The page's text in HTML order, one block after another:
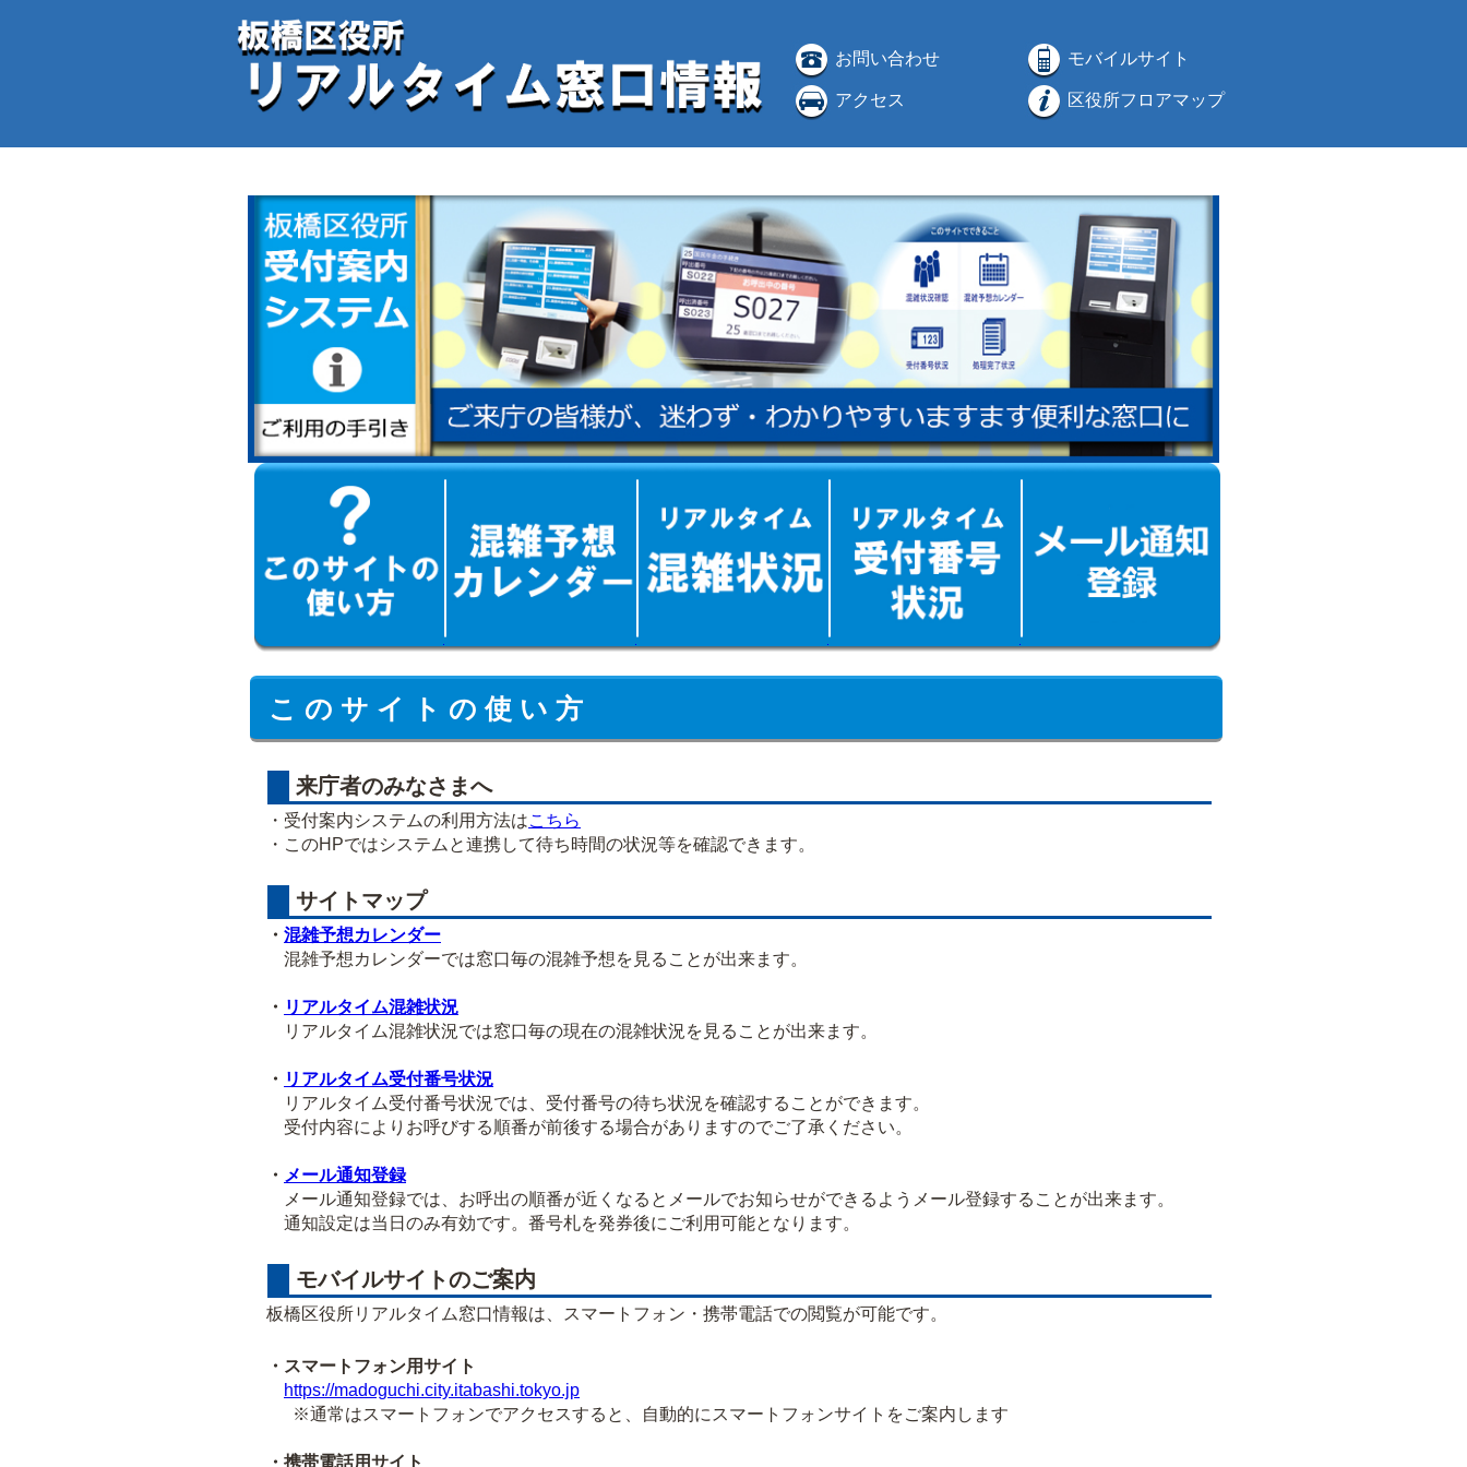
お問い合わせ モバイルサイト
アクセス 区役所フロアマップ
こ の サ イ ト の 使 い 方
来庁者のみなさまへ
・受付案内システムの利用方法はこちら
・このHPではシステムと連携して待ち時間の状況等を確認できます。
サイトマップ
・ 混雑予想カレンダー
混雑予想カレンダーでは窓口毎の混雑予想を見ることが出来ます。
・ リアルタイム混雑状況
リアルタイム混雑状況では窓口毎の現在の混雑状況を見ることが出来ます。
・ リアルタイム受付番号状況
リアルタイム受付番号状況では、受付番号の待ち状況を確認することができます。
受付内容によりお呼びする順番が前後する場合がありますのでご了承ください。
・ メール通知登録
メール通知登録では、お呼出の順番が近くなるとメールでお知らせができるようメール登録することが出来ます。
通知設定は当日のみ有効です。番号札を発券後にご利用可能となります。
モバイルサイトのご案内
板橋区役所リアルタイム窓口情報は、スマートフォン・携帯電話での閲覧が可能です。
・スマートフォン用サイト
https://madoguchi.city.itabashi.tokyo.jp
※通常はスマートフォンでアクセスすると、自動的にスマートフォンサイトをご案内します
・携帯電話用サイト